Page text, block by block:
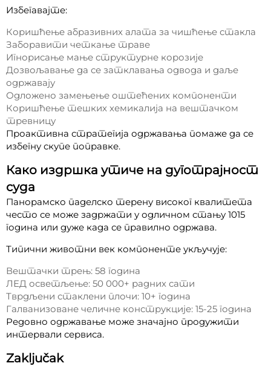
Избегавајте:
Коришћење абразивних алата за чишћење стакла
Заборавити четкање траве
Игнорисање мање структурне корозије
Дозвољавање да се затклавања одвода и даље
одржавају
Одложено замењење оштећених компоненти
Коришћење тешких хемикалија на вештачком
тревницу
Проактивна стратегија одржавања помаже да се
избегну скупе поправке.
Како издршка утиче на дуготрајност
суда
Панорамско паделско терену високог квалитета
често се може задржати у одличном стању 1015
година или дуже када се правилно одржава.
Типични животни век компоненте укључује:
Вештачки трењ: 58 година
ЛЕД осветљење: 50 000+ радних сати
Тврдљени стаклени плочи: 10+ година
Галванизоване челичне конструкције: 15-25 година
Редовно одржавање може значајно продужити
интервали сервиса.
Zaključak